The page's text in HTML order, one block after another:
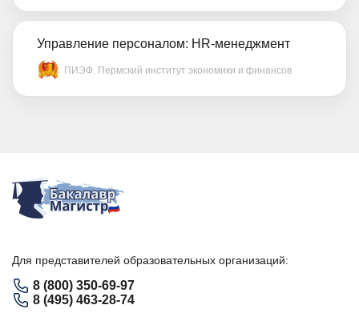
Управление персоналом: HR-менеджмент
ПИЭФ. Пермский институт экономики и финансов
Для представителей образовательных организаций:
8 (800) 350-69-97
8 (495) 463-28-74